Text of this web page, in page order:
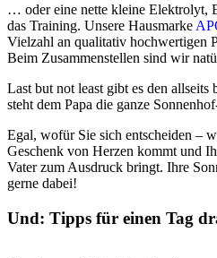
… oder eine nette kleine Elektrolyt,
das Training. Unsere Hausmarke
Vielzahl an qualitativ hochwertigen
Beim Zusammenstellen sind wir
Last but not least gibt es den
steht dem Papa die ganze
Egal, wofür Sie sich entscheiden –
Geschenk von Herzen kommt und
Vater zum Ausdruck bringt. Ihre
gerne dabei!
Und: Tipps für einen Tag